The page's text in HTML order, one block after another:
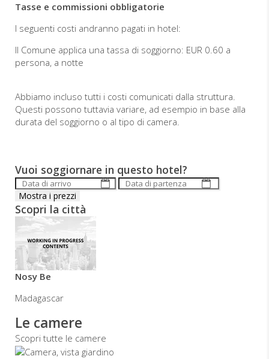
Tasse e commissioni obbligatorie
I seguenti costi andranno pagati in hotel:
Il Comune applica una tassa di soggiorno: EUR 0.60 a
persona, a notte
Abbiamo incluso tutti i costi comunicati dalla struttura.
Questi possono tuttavia variare, ad esempio in base alla
durata del soggiorno o al tipo di camera.
Vuoi soggiornare in questo hotel?
Scopri la città
Nosy Be
Madagascar
Le camere
Scopri tutte le camere